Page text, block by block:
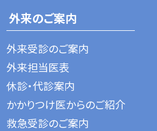
外来のご案内
外来受診のご案内
外来担当医表
休診・代診案内
かかりつけ医からのご紹介
救急受診のご案内